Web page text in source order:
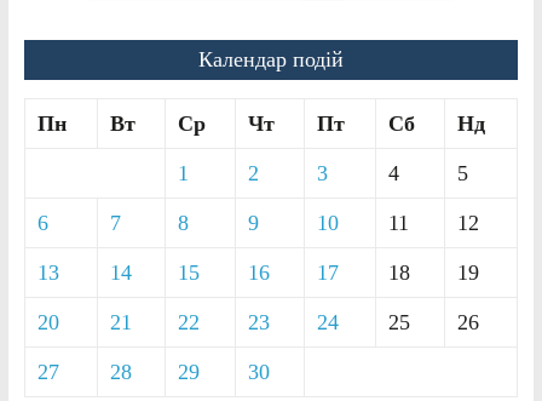
Календар подій
Пн Вт Ср Чт Пт Сб Нд
1 2 3 4 5
6 7 8 9 10 11 12
13 14 15 16 17 18 19
20 21 22 23 24 25 26
27 28 29 30